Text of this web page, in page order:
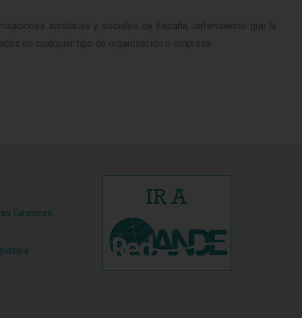
sanitarias y sociales de España, defendiendo que la
en cualquier tipo de organización o empresa.
Gestoras